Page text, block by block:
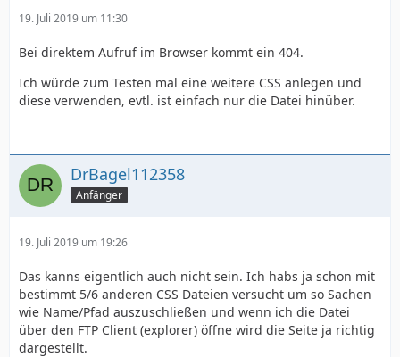
19. Juli 2019 um 11:30
Bei direktem Aufruf im Browser kommt ein 404.
Ich würde zum Testen mal eine weitere CSS anlegen und
diese verwenden, evtl. ist einfach nur die Datei hinüber.
DrBagel112358
Anfänger
19. Juli 2019 um 19:26
Das kanns eigentlich auch nicht sein. Ich habs ja schon mit
bestimmt 5/6 anderen CSS Dateien versucht um so Sachen
wie Name/Pfad auszuschließen und wenn ich die Datei
über den FTP Client (explorer) öffne wird die Seite ja richtig
dargestellt.